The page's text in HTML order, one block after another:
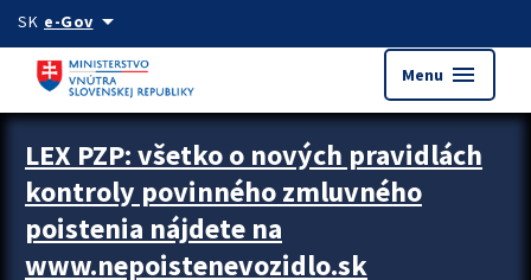
Preskocit na hlavný obsah
SK e-Govarrow_drop_down
Menu menu
Zastavit automatický posun upútavok
LEX PZP: všetko o nových pravidlách
kontroly povinného zmluvného
poistenia nájdete na
www.nepoistenevozidlo.sk